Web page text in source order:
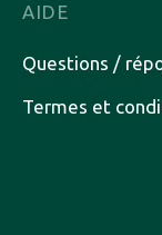
AIDE
Questions /
Termes et